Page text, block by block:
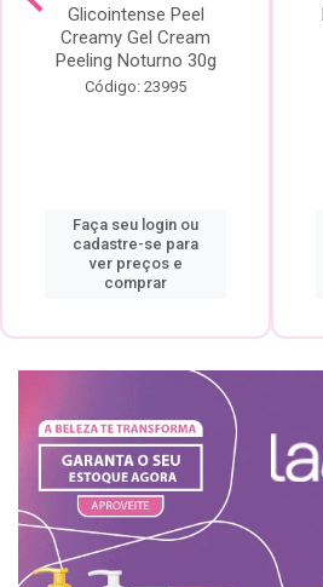
Glicointense Peel
Creamy Gel Cream
Peeling Noturno 30g
Código: 23995
Faça seu login ou
cadastre-se para
ver preços e
comprar